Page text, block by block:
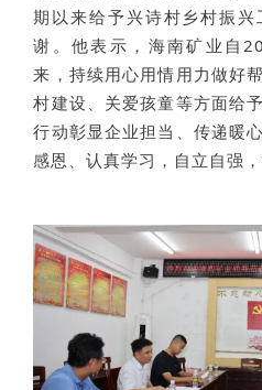
期以来给予兴诗村乡村振
谢。他表示，海南矿业自
来，持续用心用情用力做好
村建设、关爱孩童等方面给
行动彰显企业担当、传递暖
感恩、认真学习，自立自强，